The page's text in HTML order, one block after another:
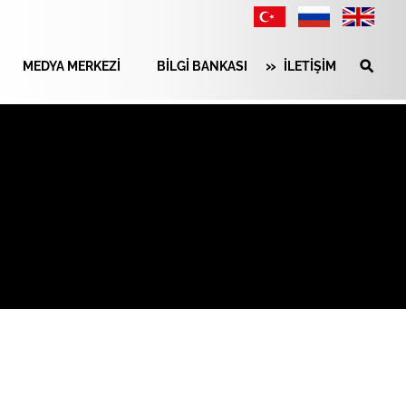
MEDYA MERKEZİ BİLGİ BANKASI İLETİŞİM